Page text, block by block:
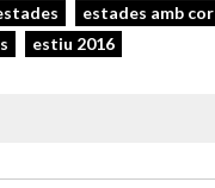
estades amb cor
estiu 2016